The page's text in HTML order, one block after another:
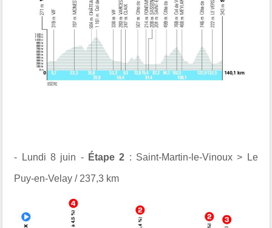
- Lundi 8 juin - Étape 2 : Saint-Martin-le-Vinoux > Le
Puy-en-Velay / 237,3 km